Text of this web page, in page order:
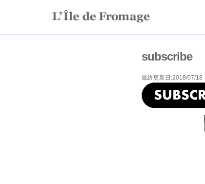
subscribe
最終更新日:2018/07/